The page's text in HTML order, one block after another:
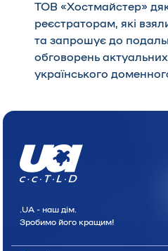
ТОВ «Хостмайстер»
реєстраторам, які
та запрошує до
обговорень
українського
.UA - наш дiм.
Зробимо його кращим!